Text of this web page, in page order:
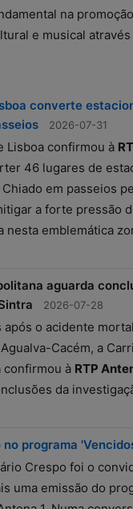
na
e musical através
converte
2026-07-31
Lisboa confirmou à
46 lugares de
em passeios
a forte pressão
nesta emblemática
aguarda
2026-07-28
após o acidente
Cacém, a
confirmou à RTP
da
no programa
Crespo foi o
uma emissão do